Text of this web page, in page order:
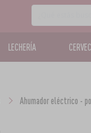
LECHERÍA
Ahumador eléctrico -